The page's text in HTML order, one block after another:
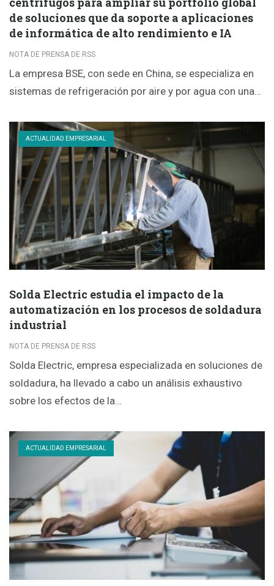
de soluciones que da soporte a aplicaciones
de informática de alto rendimiento e IA
NOTA DE PRENSA DE RSS
La empresa BSE, con sede en China, se especializa en
sistemas de refrigeración por aire y por agua con una…
ACTUALIDAD EMPRESARIAL
Solda Electric estudia el impacto de la
automatización en los procesos de soldadura
industrial
NOTA DE PRENSA DE RSS
Solda Electric, empresa especializada en soluciones de
soldadura, ha llevado a cabo un análisis exhaustivo
sobre los efectos de la…
ACTUALIDAD EMPRESARIAL